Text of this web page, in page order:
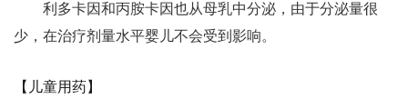
利多卡因和丙胺卡因也从母乳中分泌，由于分泌量很
少，在治疗剂量水平婴儿不会受到影响。
【儿童用药】